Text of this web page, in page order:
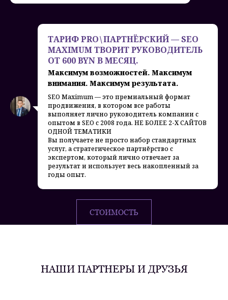
ТАРИФ PRO \ ПАРТНЁРСКИЙ — SEO
MAXIMUM ТВОРИТ РУКОВОДИТЕЛЬ
ОТ 600 BYN В МЕСЯЦ.
Максимум возможностей. Максимум
внимания. Максимум результата.
SEO Maximum — это премиальный формат
продвижения, в котором все работы
выполняет лично руководитель компании с
опытом в SEO с 2008 года. НЕ БОЛЕЕ 2-Х САЙТОВ
ОДНОЙ ТЕМАТИКИ
Вы получаете не просто набор стандартных
услуг, а стратегическое партнёрство с
экспертом, который лично отвечает за
результат и использует весь накопленный за
годы опыт.
СТОИМОСТЬ
НАШИ ПАРТНЕРЫ И ДРУЗЬЯ